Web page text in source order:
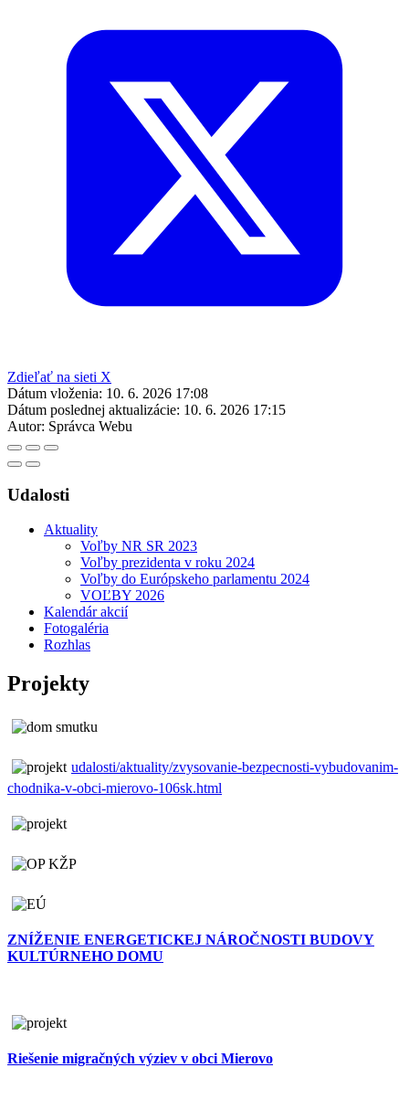
Zdieľať na sieti X
Dátum vloženia: 10. 6. 2026 17:08
Dátum poslednej aktualizácie: 10. 6. 2026 17:15
Autor: Správca Webu
Udalosti
Aktuality
Voľby NR SR 2023
Voľby prezidenta v roku 2024
Voľby do Európskeho parlamentu 2024
VOĽBY 2026
Kalendár akcií
Fotogaléria
Rozhlas
Projekty
udalosti/aktuality/zvysovanie-bezpecnosti-vybudovanim-
chodnika-v-obci-mierovo-106sk.html
ZNÍŽENIE ENERGETICKEJ NÁROČNOSTI BUDOVY
KULTÚRNEHO DOMU
Riešenie migračných výziev v obci Mierovo